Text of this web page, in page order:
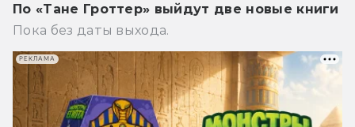
По «Тане Гроттер» выйдут две новые книги
Пока без даты выхода.
РЕКЛАМА